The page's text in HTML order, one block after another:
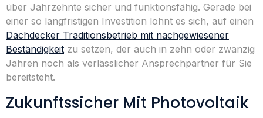
über Jahrzehnte sicher und funktionsfähig. Gerade bei
einer so langfristigen Investition lohnt es sich, auf einen
Dachdecker Traditionsbetrieb mit nachgewiesener
Beständigkeit zu setzen, der auch in zehn oder zwanzig
Jahren noch als verlässlicher Ansprechpartner für Sie
bereitsteht.
Zukunftssicher Mit Photovoltaik